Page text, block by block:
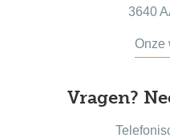
3640
Onze
Vragen?